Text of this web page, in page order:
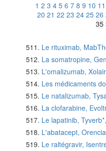
1 2 3 4 5 6 7 8 9 10 11
20 21 22 23 24 25 26
35
Le rituximab,
La somatropine,
L'omalizumab,
Les médicaments
Le natalizumab,
La clofarabine,
Le lapatinib,
L'abatacept,
Le raltégravir,